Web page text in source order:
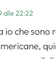
alle 22:22
io che